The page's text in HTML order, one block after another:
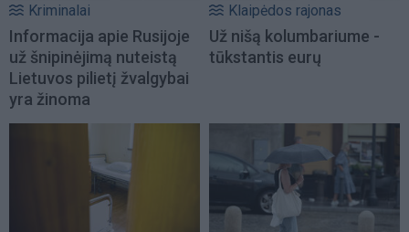
Kriminalai
Informacija apie Rusijoje
už šnipinėjimą nuteistą
Lietuvos pilietį žvalgybai
yra žinoma
Klaipėdos rajonas
Už nišą kolumbariume -
tūkstantis eurų